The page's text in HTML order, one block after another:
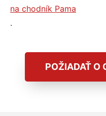
na chodník Pama
.
POŽIADAŤ O